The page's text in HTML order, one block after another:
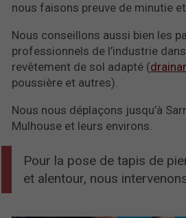
nous faisons preuve de minutie
Nous conseillons aussi bien les
professionnels de l’industrie
revêtement de sol adapté (
poussière et autres).
Nous nous déplaçons jusqu’à
Mulhouse et leurs environs.
Pour la pose de tapis de
et alentour, nous